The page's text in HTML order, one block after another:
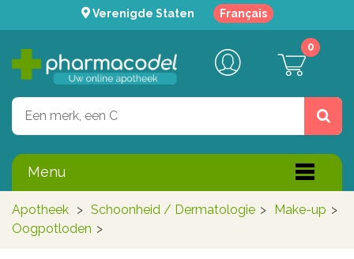
Verenigde Staten Français
0
Menu
Apotheek > Schoonheid / Dermatologie > Make-up >
Oogpotloden >